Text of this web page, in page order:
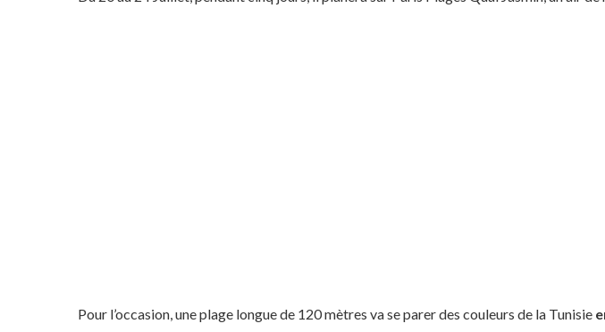
Pour l’occasion, une plage longue de 120 mètres va se parer des couleurs de la Tunisie